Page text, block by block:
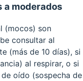
a moderados
(mocos) son
consultar al
(más de 10 días), si
al respirar, o si
oído (sospecha de